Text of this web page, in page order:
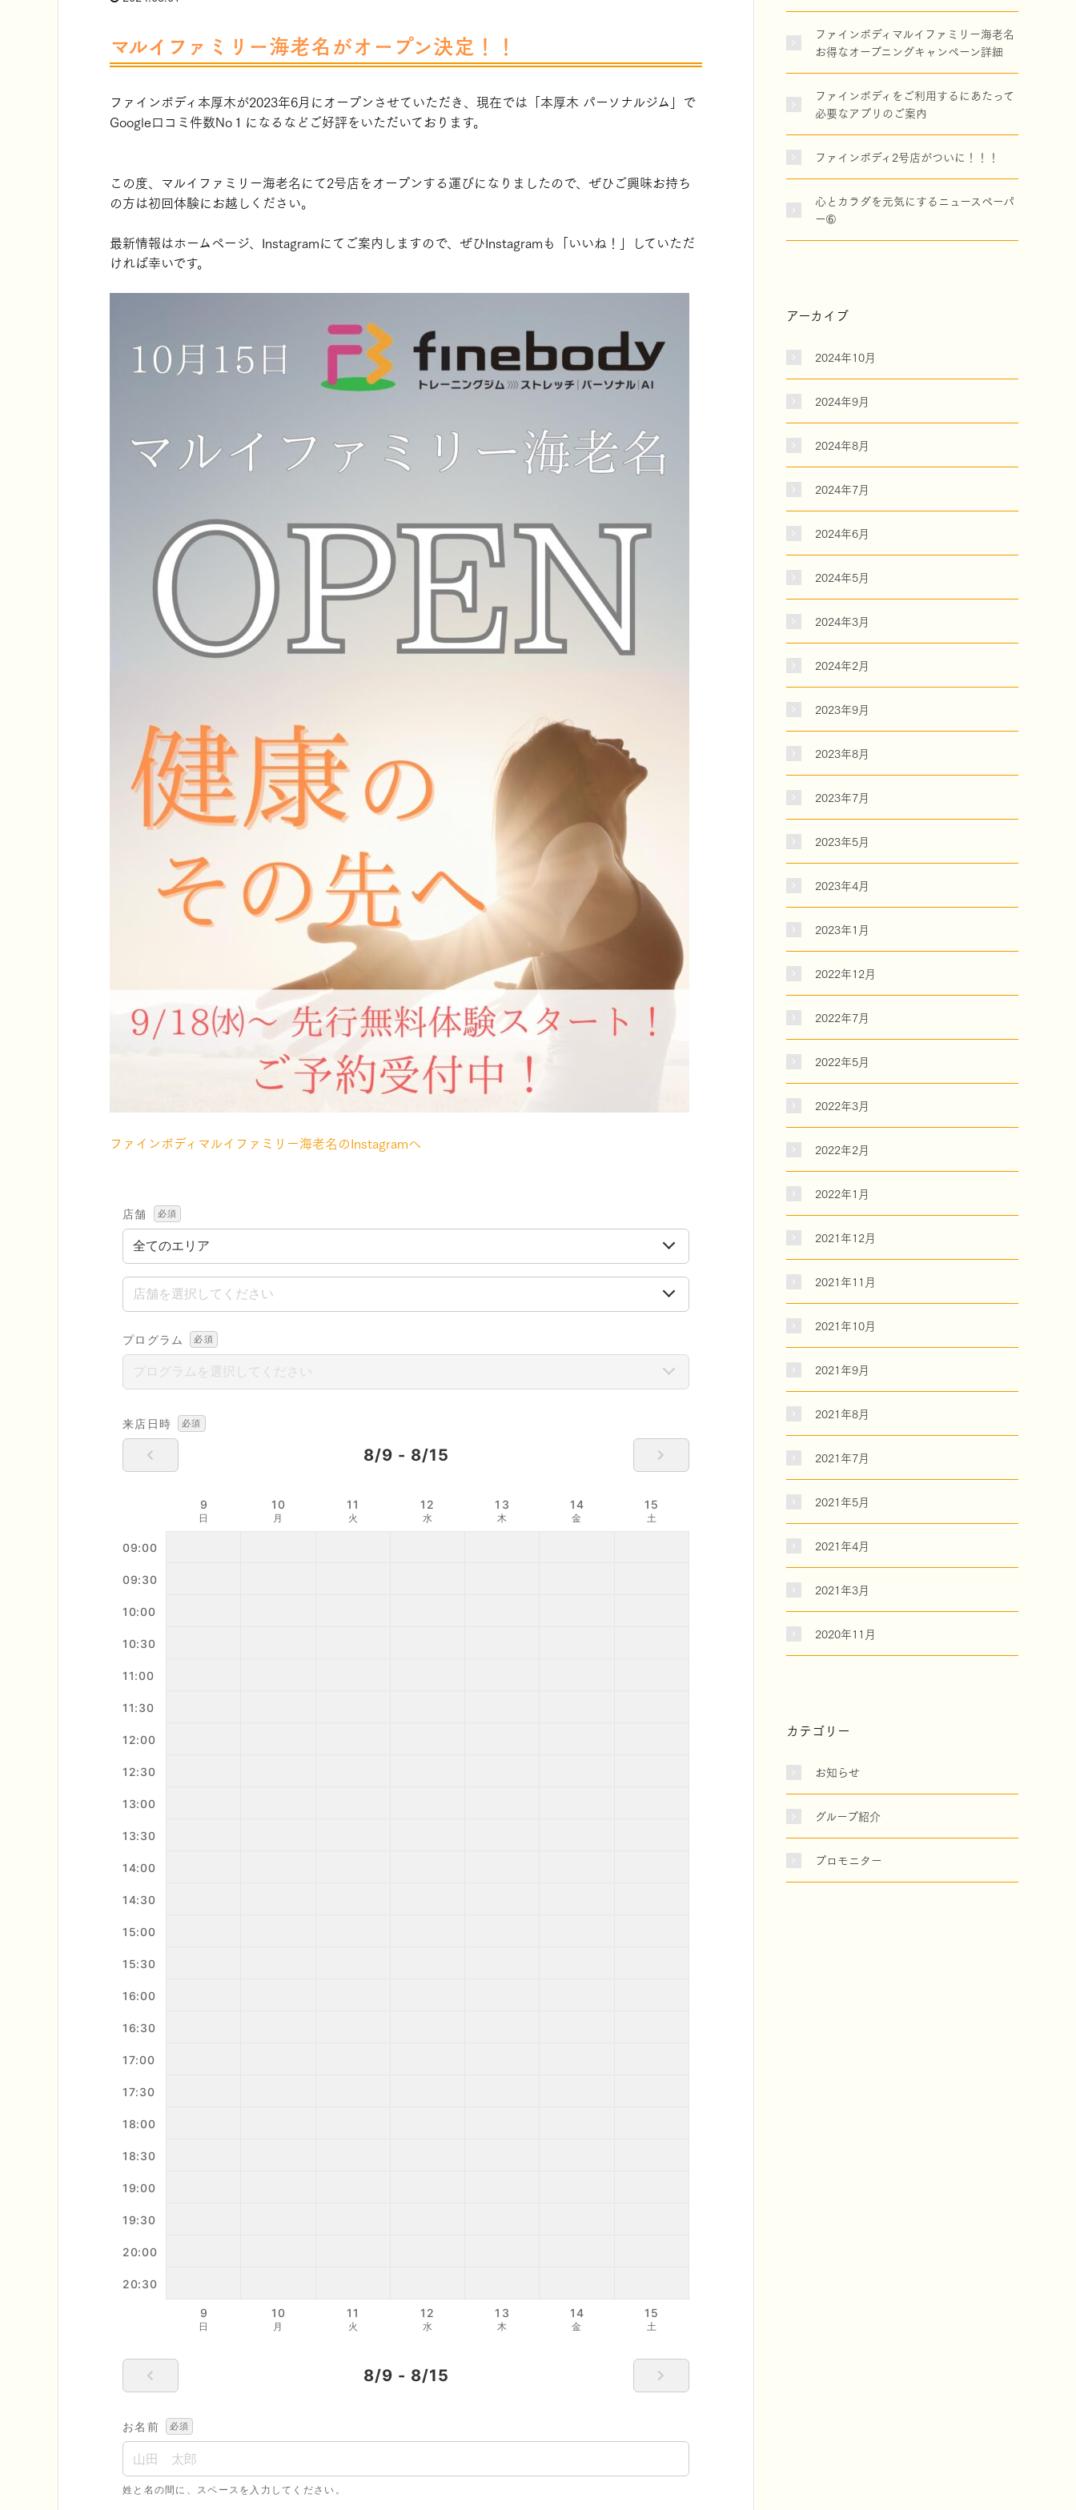
マルイファミリー海老名がオープン決定！！
ファインボディ本厚木が2023年6月にオープンさせていただき、現在では「本厚木 パーソナルジム」で
Google口コミ件数No１になるなどご好評をいただいております。
この度、マルイファミリー海老名にて2号店をオープンする運びになりましたので、ぜひご興味お持ち
の方は初回体験にお越しください。
最新情報はホームページ、Instagramにてご案内しますので、ぜひInstagramも「いいね！」していただ
ければ幸いです。
ファインボディマルイファミリー海老名のInstagramへ
ファインボディマルイファミリー海老名
お得なオープニングキャンペーン詳細
ファインボディをご利用するにあたって
必要なアプリのご案内
ファインボディ2号店がついに！！！
心とカラダを元気にするニュースペーパ
ー➅
アーカイブ
2024年10月
2024年9月
2024年8月
2024年7月
2024年6月
2024年5月
2024年3月
2024年2月
2023年9月
2023年8月
2023年7月
2023年5月
2023年4月
2023年1月
2022年12月
2022年7月
2022年5月
2022年3月
2022年2月
2022年1月
2021年12月
2021年11月
2021年10月
2021年9月
2021年8月
2021年7月
2021年5月
2021年4月
2021年3月
2020年11月
カテゴリー
お知らせ
グループ紹介
プロモニター